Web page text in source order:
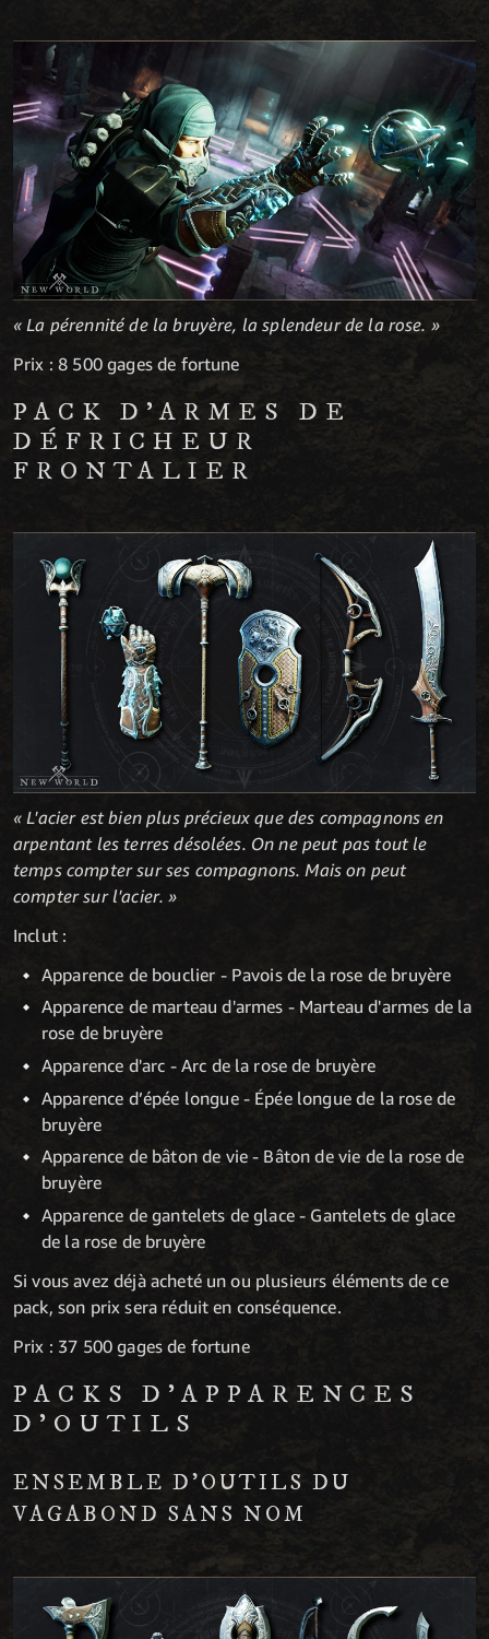
« La pérennité de la bruyère, la splendeur de la rose. »
Prix : 8 500 gages de fortune
PACK D'ARMES DE
DÉFRICHEUR
FRONTALIER
« L'acier est bien plus précieux que des compagnons en
arpentant les terres désolées. On ne peut pas tout le
temps compter sur ses compagnons. Mais on peut
compter sur l'acier. »
Inclut :
Apparence de bouclier - Pavois de la rose de bruyère
Apparence de marteau d'armes - Marteau d'armes de la
rose de bruyère
Apparence d'arc - Arc de la rose de bruyère
Apparence d’épée longue - Épée longue de la rose de
bruyère
Apparence de bâton de vie - Bâton de vie de la rose de
bruyère
Apparence de gantelets de glace - Gantelets de glace
de la rose de bruyère
Si vous avez déjà acheté un ou plusieurs éléments de ce
pack, son prix sera réduit en conséquence.
Prix : 37 500 gages de fortune
PACKS D'APPARENCES
D'OUTILS
ENSEMBLE D'OUTILS DU
VAGABOND SANS NOM